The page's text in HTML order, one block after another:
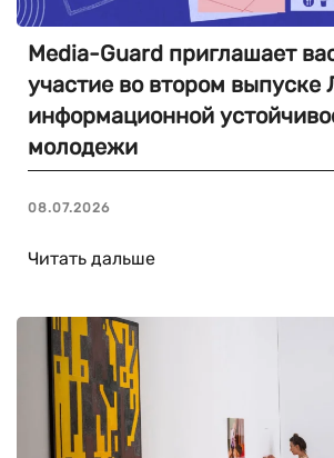
Media-Guard приглашает
участие во втором выпуске
информационной
молодежи
08.07.2026
Читать дальше